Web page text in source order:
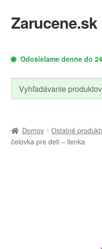
Preskočiť
na
Preskočiť
na
Zarucene.sk
Autodoplnky
Odosielame denne do
Domov Ostatné
čelovka pre deti – lienka